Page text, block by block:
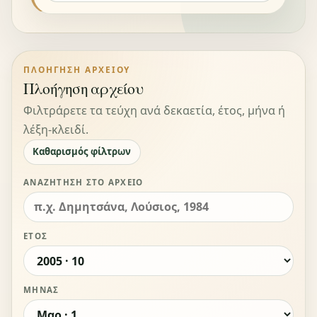
ΠΛΟΉΓΗΣΗ ΑΡΧΕΊΟΥ
Πλοήγηση αρχείου
Φιλτράρετε τα τεύχη ανά δεκαετία, έτος, μήνα ή
λέξη-κλειδί.
Καθαρισμός φίλτρων
ΑΝΑΖΉΤΗΣΗ ΣΤΟ ΑΡΧΕΊΟ
ΈΤΟΣ
ΜΉΝΑΣ